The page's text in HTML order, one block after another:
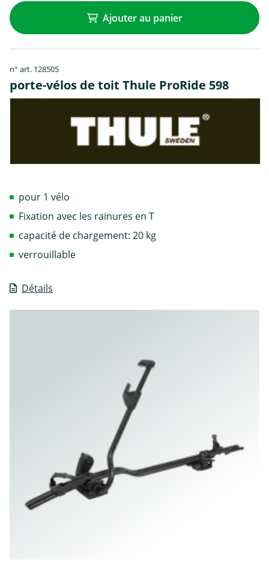
Ajouter au panier
n° art. 128505
porte-vélos de toit Thule ProRide 598
Détails
pour 1 vélo
Fixation avec les rainures en T
capacité de chargement: 20 kg
verrouillable